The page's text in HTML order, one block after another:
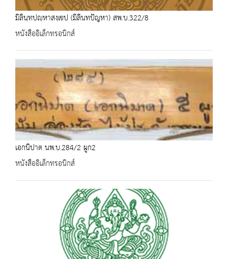
มิลินฺทปญฺหาสงฺเขป (มิลินทปัญหา) สพ.บ.322/8
หนังสืออิเล็กทรอนิกส์
เอกนิปาต นพ.บ.284/2 ผูก2
หนังสืออิเล็กทรอนิกส์